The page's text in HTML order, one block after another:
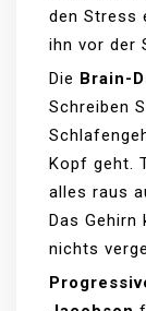
den Stress
ihn vor der
Die Brain-
Schreiben
Kopf geht.
alles raus
Das Gehirn
nichts